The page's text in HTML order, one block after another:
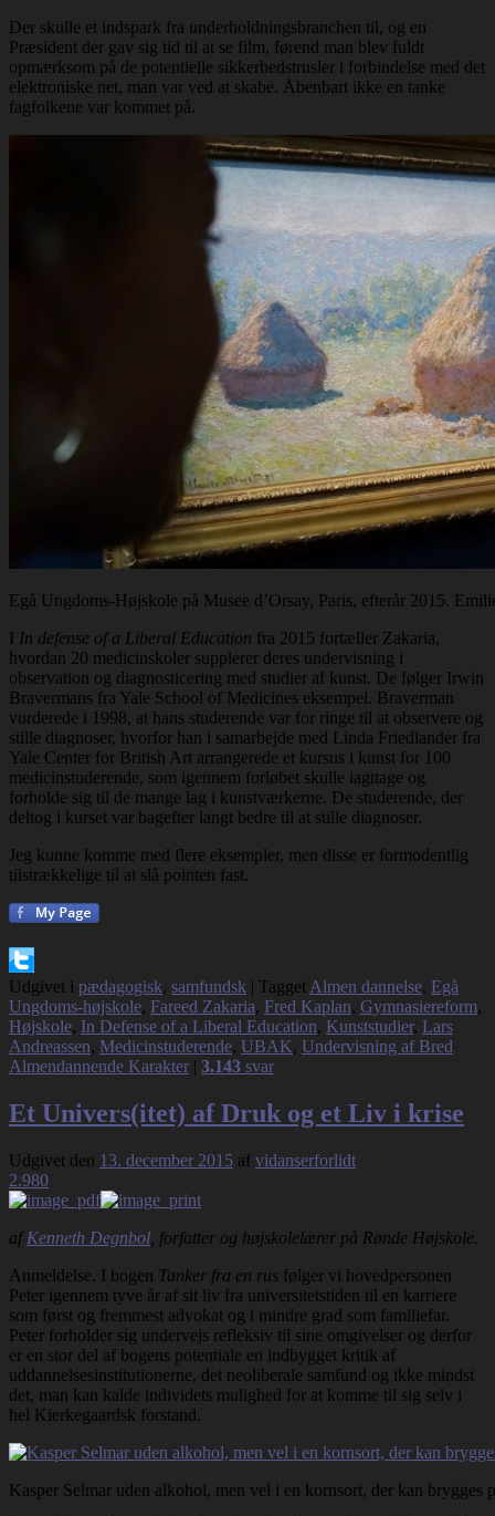
Der skulle et indspark fra underholdningsbranchen til, og en
Præsident der gav sig tid til at se film, førend man blev fuldt
opmærksom på de potentielle sikkerhedstrusler i forbindelse med det
elektroniske net, man var ved at skabe. Åbenbart ikke en tanke
fagfolkene var kommet på.
Egå Ungdoms-Højskole på Musee d’Orsay, Paris, efterår 2015.
I In defense of a Liberal Education fra 2015 fortæller Zakaria,
hvordan 20 medicinskoler supplerer deres undervisning i
observation og diagnosticering med studier af kunst. De følger Irwin
Bravermans fra Yale School of Medicines eksempel. Braverman
vurderede i 1998, at hans studerende var for ringe til at observere og
stille diagnoser, hvorfor han i samarbejde med Linda Friedlander fra
Yale Center for British Art arrangerede et kursus i kunst for 100
medicinstuderende, som igennem forløbet skulle iagttage og
forholde sig til de mange lag i kunstværkerne. De studerende, der
deltog i kurset var bagefter langt bedre til at stille diagnoser.
Jeg kunne komme med flere eksempler, men disse er formodentlig
tilstrækkelige til at slå pointen fast.
Udgivet i pædagogisk, samfundsk | Tagget Almen dannelse, Egå
Ungdoms-højskole, Fareed Zakaria, Fred Kaplan, Gymnasiereform,
Højskole, In Defense of a Liberal Education, Kunststudier, Lars
Andreassen, Medicinstuderende, UBAK, Undervisning af Bred
Almendannende Karakter | 3.143 svar
Et Univers(itet) af Druk og et Liv i krise
Udgivet den 13. december 2015 af vidanserforlidt
2.980
afKenneth Degnbol , forfatter og højskolelærer på Rønde Højskole.
Anmeldelse. I bogen Tanker fra en rus følger vi hovedpersonen
Peter igennem tyve år af sit liv fra universitetstiden til en karriere
som først og fremmest advokat og i mindre grad som familiefar.
Peter forholder sig undervejs refleksiv til sine omgivelser og derfor
er en stor del af bogens potentiale en indbygget kritik af
uddannelsesinstitutionerne, det neoliberale samfund og ikke mindst
det, man kan kalde individets mulighed for at komme til sig selv i
hel Kierkegaardsk forstand.
Kasper Selmar uden alkohol, men vel i en kornsort, der kan